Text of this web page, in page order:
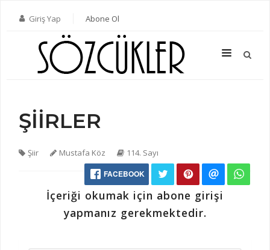
Giriş Yap Abone Ol
SON SAYI
ŞİİRLER
Şiir Mustafa Köz
114. Sayı
FACEBOOK
İçeriği okumak için abone girişi
yapmanız gerekmektedir.